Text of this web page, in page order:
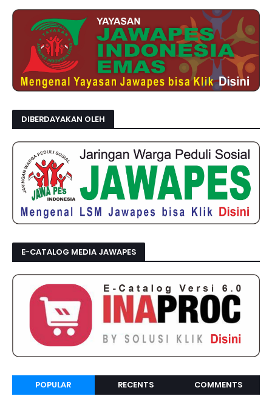
DIBERDAYAKAN OLEH
E-CATALOG MEDIA JAWAPES
POPULAR RECENTS COMMENTS